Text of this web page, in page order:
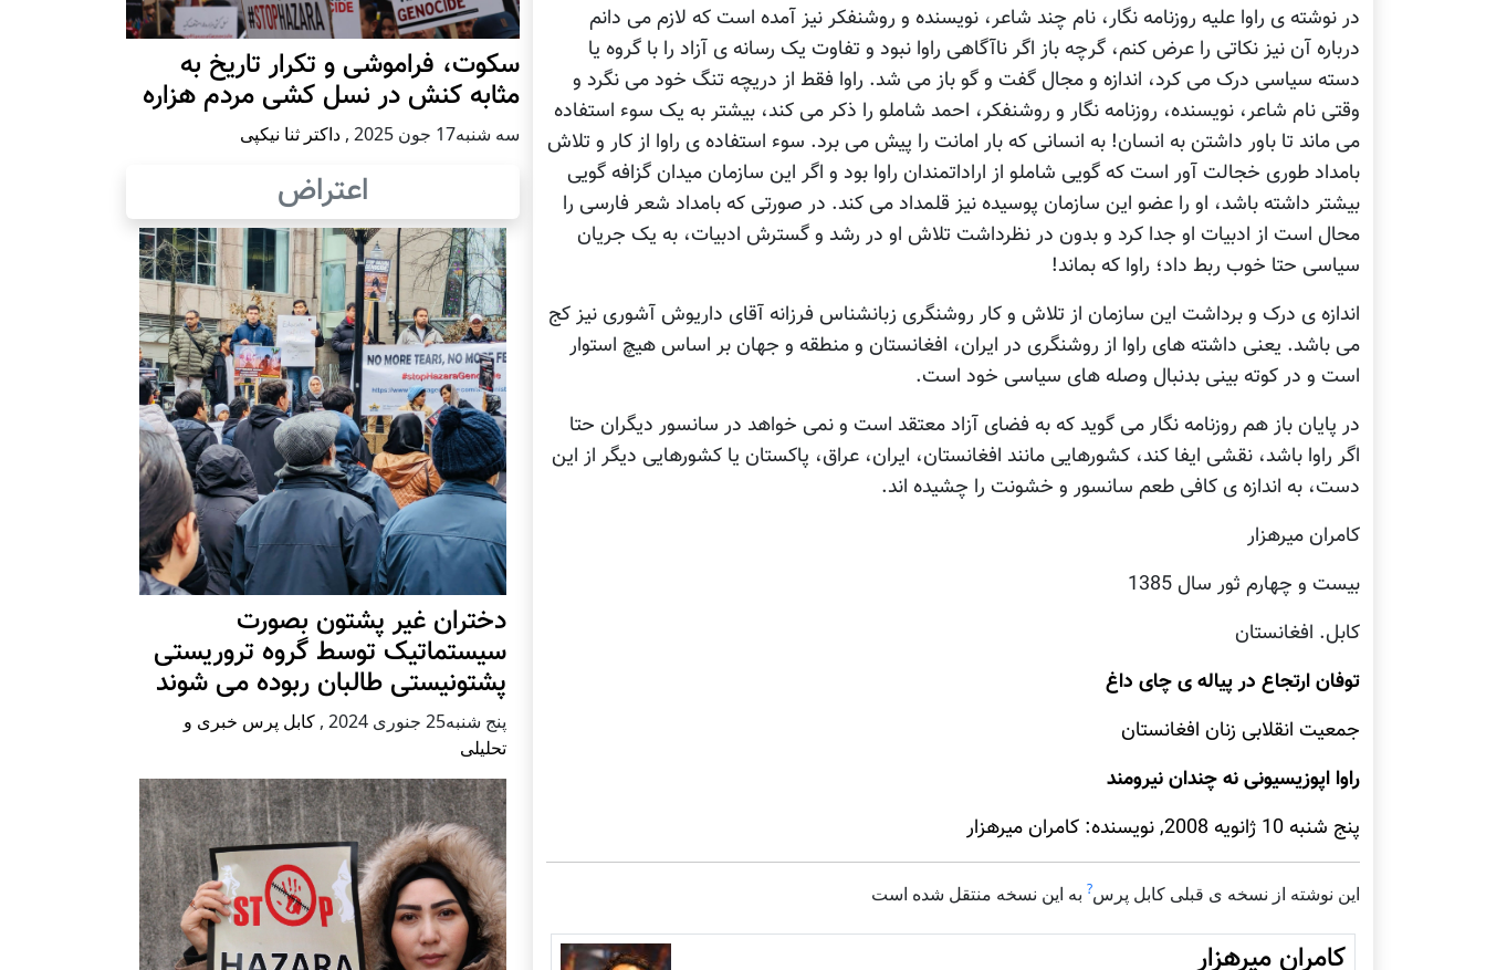
در نوشته ی راوا عليه روزنامه نگار، نام چند شاعر، نويسنده و روشنفکر نيز آمده است که لازم می دانم
درباره آن نيز نکاتی را عرض کنم، گرچه باز اگر ناآگاهی راوا نبود و تفاوت يک رسانه ی آزاد را با گروه يا
دسته سياسی درک می کرد، اندازه و مجال گفت و گو باز می شد. راوا فقط از دريچه تنگ خود می نگرد و
وقتی نام شاعر، نويسنده، روزنامه نگار و روشنفکر، احمد شاملو را ذکر می کند، بيشتر به يک سوء استفاده
می ماند تا باور داشتن به انسان! به انسانی که بار امانت را پيش می برد. سوء استفاده ی راوا از کار و تلاش
بامداد طوری خجالت آور است که گويی شاملو از اراداتمندان راوا بود و اگر اين سازمان ميدان گزافه گويی
بيشتر داشته باشد، او را عضو اين سازمان پوسيده نيز قلمداد می کند. در صورتی که بامداد شعر فارسی را
محال است از ادبيات او جدا کرد و بدون در نظرداشت تلاش او در رشد و گسترش ادبيات، به يک جريان
سياسی حتا خوب ربط داد؛ راوا که بماند!
اندازه ی درک و برداشت اين سازمان از تلاش و کار روشنگری زبانشناس فرزانه آقای داريوش آشوری نيز کج
می باشد. يعنی داشته های راوا از روشنگری در ايران، افغانستان و منطقه و جهان بر اساس هيچ استوار
است و در کوته بينی بدنبال وصله های سياسی خود است.
در پايان باز هم روزنامه نگار می گويد که به فضای آزاد معتقد است و نمی خواهد در سانسور ديگران حتا
اگر راوا باشد، نقشی ايفا کند، کشورهايی مانند افغانستان، ايران، عراق، پاکستان يا کشورهايی ديگر از اين
دست، به اندازه ی کافی طعم سانسور و خشونت را چشيده اند.
کامران ميرهزار
بيست و چهارم ثور سال 1385
کابل. افغانستان
توفان ارتجاع در پياله ی چای داغ
جمعيت انقلابی زنان افغانستان
راوا اپوزيسيونی نه چندان نيرومند
پنج شنبه 10 ژانويه 2008, نويسنده: کامران ميرهزار
اين نوشته از نسخه ی قبلی کابل پرس? به اين نسخه منتقل شده است
کامران میرهزار
سکوت، فراموشی و تکرار تاريخ به
مثابه کنش در نسل کشی مردم هزاره
سه شنبه17 جون 2025 , داکتر ثنا نیکپی
اعتراض
دختران غیر پشتون بصورت
سیستماتیک توسط گروه تروریستی
پشتونیستی طالبان ربوده می شوند
پنج شنبه25 جنوری 2024 , کابل پرس خبری و
تحلیلی